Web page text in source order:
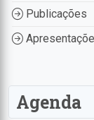
Publicações
Agenda